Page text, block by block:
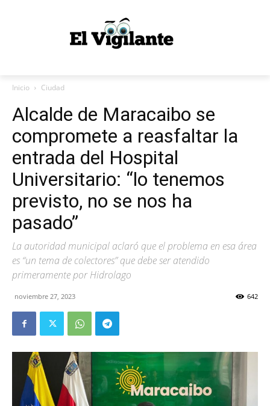
Inicio Ciudad
Alcalde de Maracaibo se
compromete a reasfaltar la
entrada del Hospital
Universitario: “lo tenemos
previsto, no se nos ha
pasado”
La autoridad municipal aclaró que el problema en esa área
es “un tema de colectores” que debe ser atendido
primeramente por Hidrolago
noviembre 27, 2023 642